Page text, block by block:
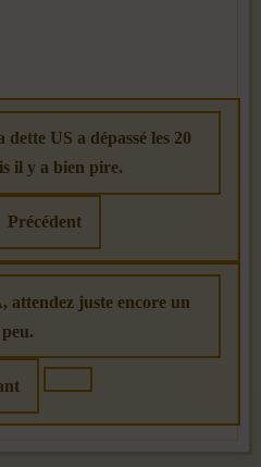
US a dépassé les 20
il y a bien pire.
Précédent
attendez juste encore un
peu.